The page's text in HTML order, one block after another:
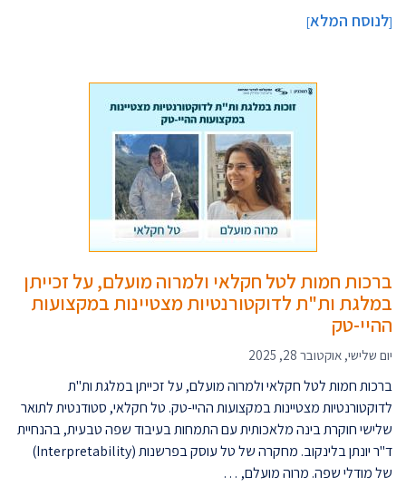
[לנוסח המלא]
ברכות חמות לטל חקלאי ולמרוה מועלם, על זכייתן
במלגת ות"ת לדוקטורנטיות מצטיינות במקצועות
ההיי-טק
יום שלישי, אוקטובר 28, 2025
ברכות חמות לטל חקלאי ולמרוה מועלם, על זכייתן במלגת ות"ת
לדוקטורנטיות מצטיינות במקצועות ההיי-טק. טל חקלאי, סטודנטית לתואר
שלישי חוקרת בינה מלאכותית עם התמחות בעיבוד שפה טבעית, בהנחיית
ד"ר יונתן בלינקוב. מחקרה של טל עוסק בפרשנות (Interpretability)
של מודלי שפה. מרוה מועלם, …